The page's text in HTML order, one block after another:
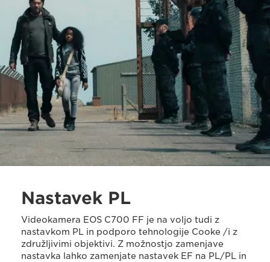
Nastavek PL
Videokamera EOS C700 FF je na voljo tudi z
nastavkom PL in podporo tehnologije Cooke /i z
združljivimi objektivi. Z možnostjo zamenjave
nastavka lahko zamenjate nastavek EF na PL/PL in